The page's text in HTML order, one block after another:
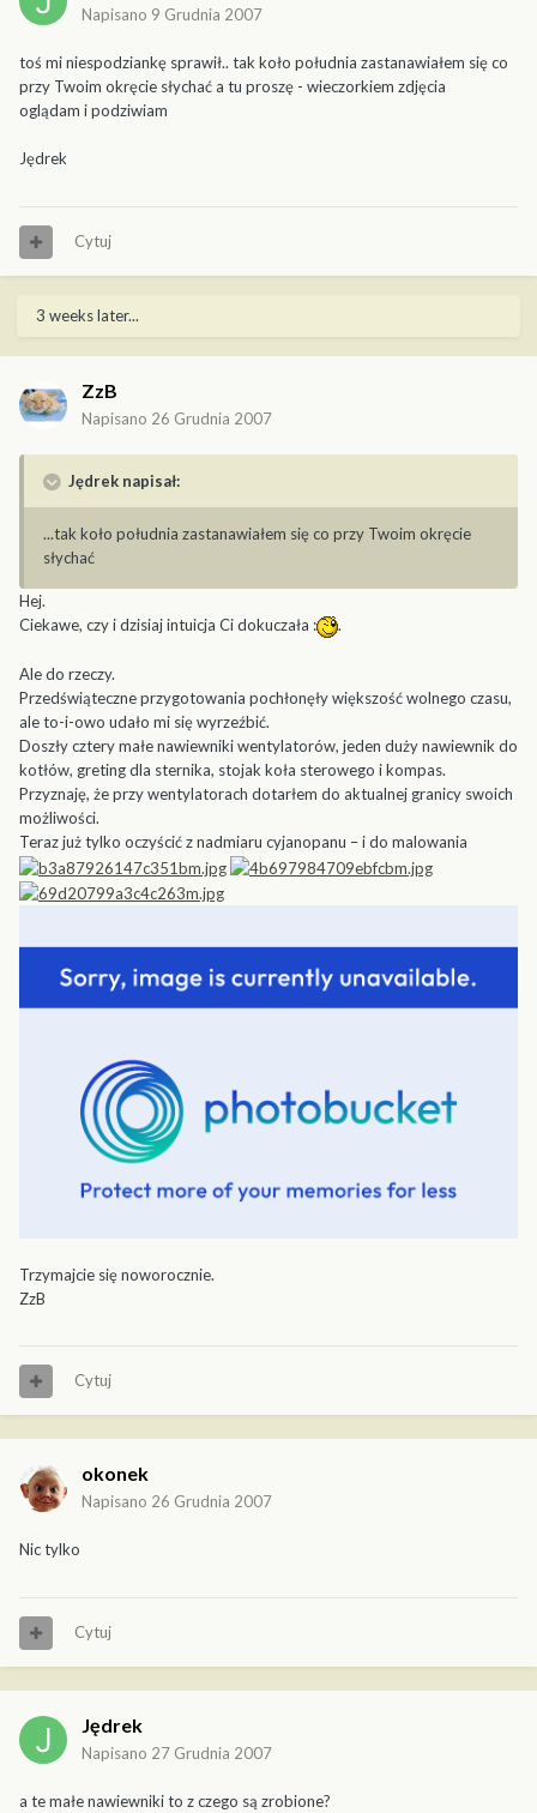
Napisano 9 Grudnia 2007
toś mi niespodziankę sprawił.. tak koło południa zastanawiałem się co
przy Twoim okręcie słychać a tu proszę - wieczorkiem zdjęcia
oglądam i podziwiam
Jędrek
Cytuj
3 weeks later...
ZzB
Napisano 26 Grudnia 2007
Jędrek napisał:
...tak koło południa zastanawiałem się co przy Twoim okręcie
słychać
Hej.
Ciekawe, czy i dzisiaj intuicja Ci dokuczała :
.
Ale do rzeczy.
Przedświąteczne przygotowania pochłonęły większość wolnego czasu,
ale to-i-owo udało mi się wyrzeźbić.
Doszły cztery małe nawiewniki wentylatorów, jeden duży nawiewnik do
kotłów, greting dla sternika, stojak koła sterowego i kompas.
Przyznaję, że przy wentylatorach dotarłem do aktualnej granicy swoich
możliwości.
Teraz już tylko oczyścić z nadmiaru cyjanopanu – i do malowania
Trzymajcie się noworocznie.
ZzB
Cytuj
okonek
Napisano 26 Grudnia 2007
Nic tylko
Cytuj
Jędrek
Napisano 27 Grudnia 2007
a te małe nawiewniki to z czego są zrobione?